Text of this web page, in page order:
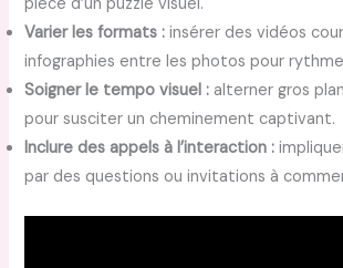
Varier les formats : insérer des vidéos
infographies entre les photos pour
Soigner le tempo visuel : alterner gros
pour susciter un cheminement captivant.
Inclure des appels à l’interaction :
par des questions ou invitations à